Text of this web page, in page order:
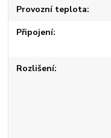
Provozní teplota
Připojení
Rozlišení